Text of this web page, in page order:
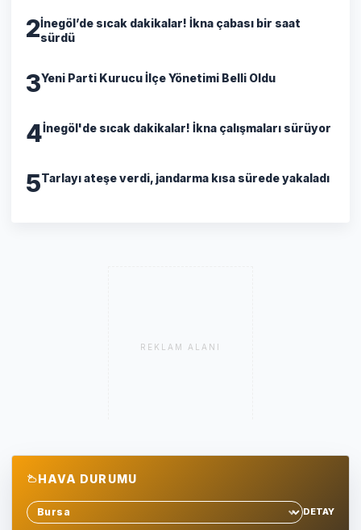
2İnegöl’de sıcak dakikalar! İkna çabası bir saat
sürdü
3Yeni Parti Kurucu İlçe Yönetimi Belli Oldu
4İnegöl'de sıcak dakikalar! İkna çalışmaları sürüyor
5Tarlayı ateşe verdi, jandarma kısa sürede yakaladı
REKLAM ALANI
HAVA DURUMU
Sehir sec
DETAY